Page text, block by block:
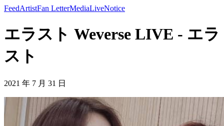
FeedArtistFan LetterMediaLiveNotice
エラスト Weverse LIVE - エラ
スト
2021 年 7 月 31 日